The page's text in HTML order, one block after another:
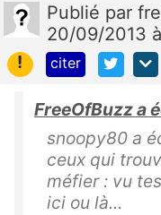
Publié par
20/09/2013
!
citer
FreeOfBuzz a
snoopy80 a
ceux qui
méfier : vu
ici ou là...